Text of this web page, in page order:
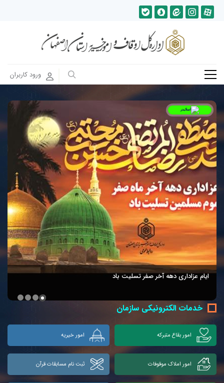
ورود کاربران
خدمات الکترونیکی سازمان
امور بقاع متبرکه امور خیریه
امور املاک موقوفات ثبت نام مسابقات قرآن
ایام عزاداری دهه آخر صفر تسلیت باد